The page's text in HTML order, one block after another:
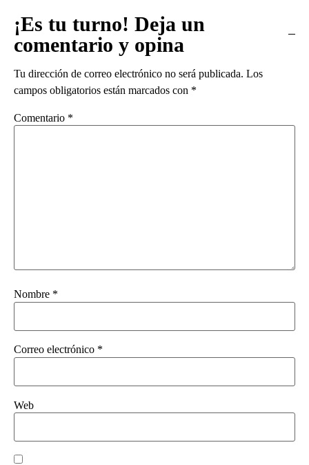
¡Es tu turno! Deja un
comentario y opina
Tu dirección de correo electrónico no será publicada. Los
campos obligatorios están marcados con *
Comentario *
Nombre *
Correo electrónico *
Web